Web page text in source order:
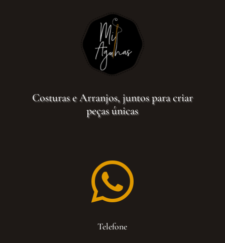
Costuras e Arranjos, juntos para criar
peças únicas

Telefone